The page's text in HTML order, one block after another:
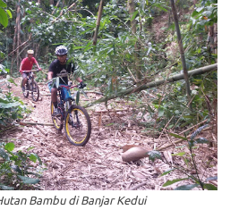
Bambu di Banjar Kedui